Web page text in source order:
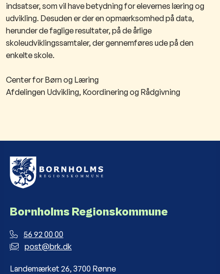
indsatser, som vil have betydning for elevernes læring og
udvikling. Desuden er der en opmærksomhed på data,
herunder de faglige resultater, på de årlige
skoleudviklingssamtaler, der gennemføres ude på den
enkelte skole.
Center for Børn og Læring
Afdelingen Udvikling, Koordinering og Rådgivning
Bornholms Regionskommune
56 92 00 00
post@brk.dk
Landemærket 26, 3700 Rønne